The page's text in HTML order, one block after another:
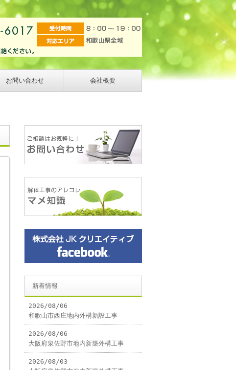
お問い合わせ 会社概要
新着情報
2026/08/06
和歌山市西庄地内外構新設工事
2026/08/06
大阪府泉佐野市地内新築外構工事
2026/08/03